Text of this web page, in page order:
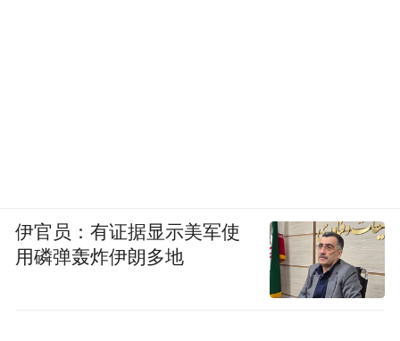
伊官员：有证据显示美军使
用磷弹轰炸伊朗多地